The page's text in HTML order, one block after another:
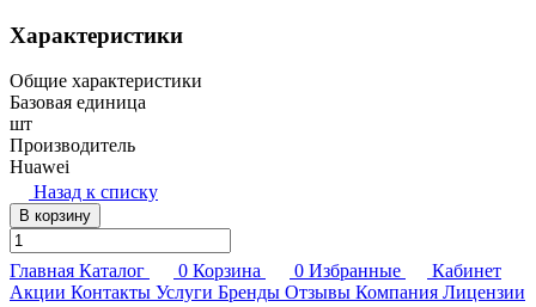
Характеристики
Общие характеристики
Базовая единица
шт
Производитель
Huawei
Назад к списку
В корзину
Главная Каталог 0 Корзина 0 Избранные
Кабинет
Акции Контакты Услуги Бренды Отзывы Компания Лицензии